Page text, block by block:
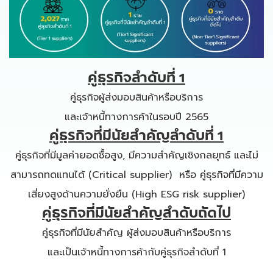
คู่ธุรกิจลำดับที่ 1
คู่ธุรกิจผู้ส่งมอบสินค้าหรือบริการ
และเจ้าหนี้ทางการค้าในรอบปี 2565
คู่ธุรกิจที่มีนัยสำคัญลำดับที่ 1
คู่ธุรกิจที่มีมูลค่ายอดซื้อสูง, มีความสำคัญเชิงกลยุทธ์ และไม่
สามารถทดแทนได้ (Critical supplier) หรือ คู่ธุรกิจที่มีความ
เสี่ยงสูงด้านความยั่งยืน (High ESG risk supplier)
คู่ธุรกิจที่มีนัยสำคัญสำดับถัดไป
คู่ธุรกิจที่มีนัยสำคัญ ผู้ส่งมอบสินค้าหรือบริการ
และเป็นเจ้าหนี้ทางการค้ากับคู่ธุรกิจลำดับที่ 1